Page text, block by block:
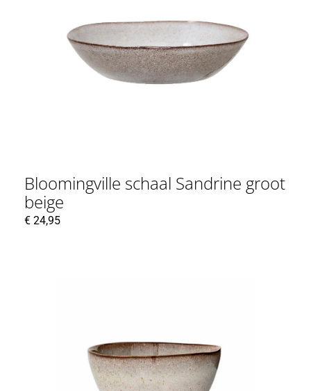
Bloomingville schaal Sandrine groot
beige
€ 24,95